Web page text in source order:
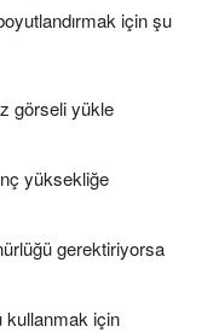
için şu
görseli yükle
yüksekliğe
gerektiriyorsa
kullanmak için